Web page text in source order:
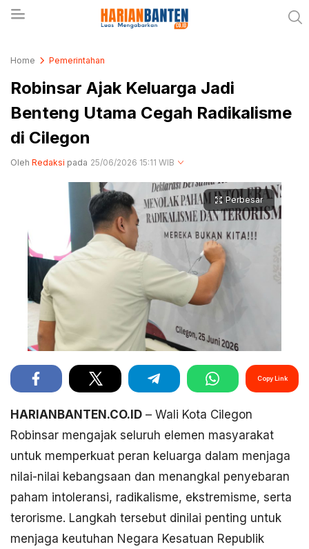
Harianbanten.co.id
Ini
Home Pemerintahan
Robinsar Ajak Keluarga Jadi
Benteng Utama Cegah Radikalisme
di Cilegon
Oleh Redaksi pada 25/06/2026 15:11 WIB
Perbesar
Copy Link
HARIANBANTEN.CO.ID – Wali Kota Cilegon
Robinsar mengajak seluruh elemen masyarakat
untuk memperkuat peran keluarga dalam menjaga
nilai-nilai kebangsaan dan menangkal penyebaran
paham intoleransi, radikalisme, ekstremisme, serta
terorisme. Langkah tersebut dinilai penting untuk
menjaga keutuhan Negara Kesatuan Republik